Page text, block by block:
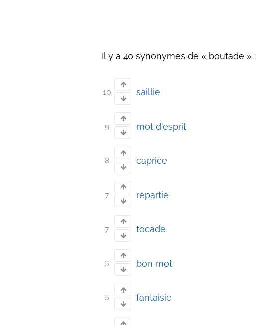
Il y a 40 synonymes de « boutade » :
10 saillie
9 mot d'esprit
8 caprice
7 repartie
7 tocade
6 bon mot
6 fantaisie